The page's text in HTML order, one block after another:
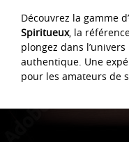
Découvrez la gamme
Spiritueux, la
plongez dans
authentique. Une
pour les amateurs de